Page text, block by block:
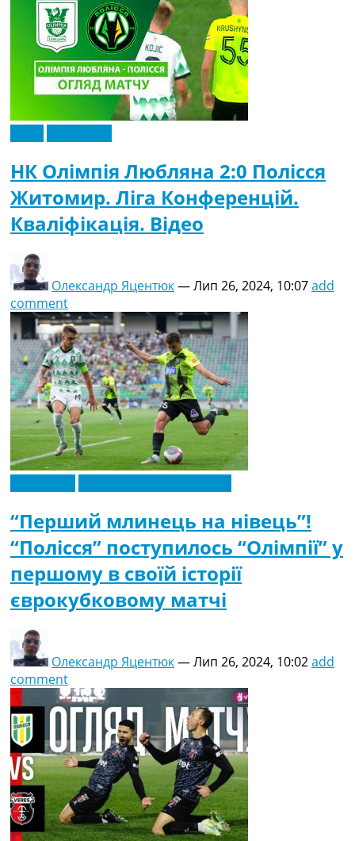
НК Олімпія Любляна 2:0 Полісся
Житомир. Ліга Конференцій.
Кваліфікація. Відео
Олександр Яцентюк—Лип 26, 2024, 10:07add
comment
“Перший млинець на нівець”!
“Полісся” поступилось “Олімпії” у
першому в своїй історії
єврокубковому матчі
Олександр Яцентюк—Лип 26, 2024, 10:02add
comment